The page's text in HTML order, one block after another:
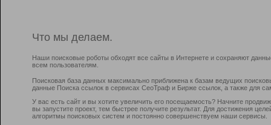
Что мы делаем.
Наши поисковые роботы обходят все сайты в Интернете и сохраняют
всем пользователям.
Поисковая база данных максимально приближена к базам ведущих
данные Поиска ссылок в сервисах СеоТраф и Бирже ссылок, а также для
У вас есть сайт и вы хотите увеличить его посещаемость? Начните
вы запустите проект, тем быстрее получите результат. Для достижения
алгоритмы поисковых систем и постоянно совершенствуем наши сервисы.